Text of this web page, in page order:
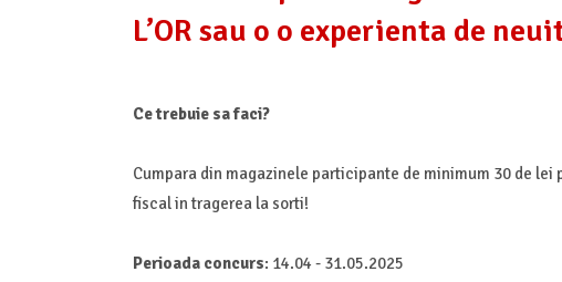
L’OR sau o o experienta de
Ce trebuie sa faci?
Cumpara din magazinele participante de minimum 30 de lei
fiscal in tragerea la sorti!
Perioada concurs: 14.04 - 31.05.2025